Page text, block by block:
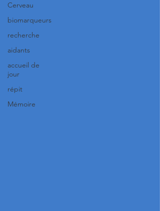
Cerveau
biomarqueurs
recherche
aidants
accueil de
jour
répit
Mémoire